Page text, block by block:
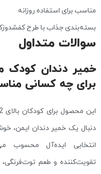
مناسب برای استفاده روزانه
بسته‌بندی جذاب با طرح
سوالات متداول
خمیر دندان
برای چه کسانی
دنبال یک خمیر دندان ایمن،
انتخابی ایده‌آل محسوب
تقویت‌کننده و طعم